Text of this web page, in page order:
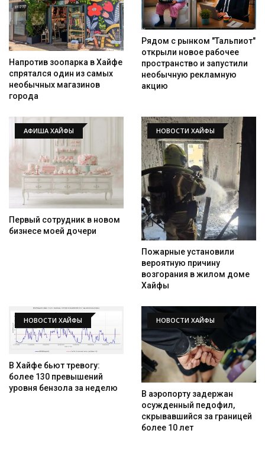
Напротив зоопарка в Хайфе
спрятался один из самых
необычных магазинов
города
Рядом с рынком "Тальпиот"
открыли новое рабочее
пространство и запустили
необычную рекламную
акцию
АФИША ХАЙФЫ
Первый сотрудник в новом
бизнесе моей дочери
НОВОСТИ ХАЙФЫ
Пожарные установили
вероятную причину
возгорания в жилом доме
Хайфы
НОВОСТИ ХАЙФЫ
В Хайфе бьют тревогу:
более 130 превышений
уровня бензола за неделю
НОВОСТИ ХАЙФЫ
В аэропорту задержан
осужденный педофил,
скрывавшийся за границей
более 10 лет